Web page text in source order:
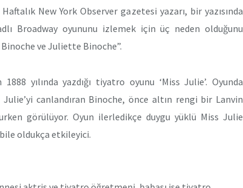
New York Observer gazetesi yazarı, bir yazısında
Broadway oyununu izlemek için üç neden olduğunu
ve Juliette Binoche”.
yılında yazdığı tiyatro oyunu ‘Miss Julie’. Oyunda
Julie’yi canlandıran Binoche, önce altın rengi bir Lanvin
görülüyor. Oyun ilerledikçe duygu yüklü Miss Julie
oldukça etkileyici.